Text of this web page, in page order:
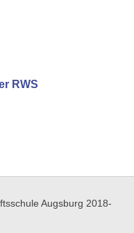
RWS
Augsburg 2018-